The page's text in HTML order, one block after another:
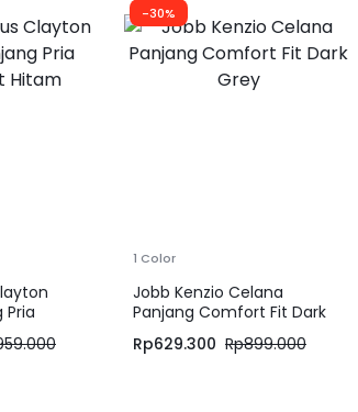
Pria
-30%
1 Color
Jobb Kenzio Celana
Panjang Comfort Fit Dark
Rp629.300 Rp899.000